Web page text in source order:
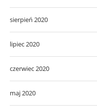
sierpień 2020
lipiec 2020
czerwiec 2020
maj 2020